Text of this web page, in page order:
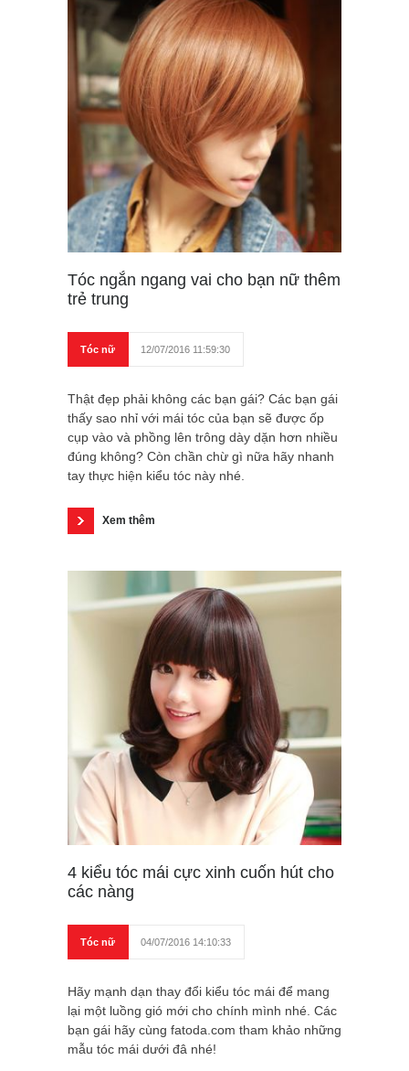
Tóc ngắn ngang vai cho bạn nữ thêm
trẻ trung
Tóc nữ 12/07/2016 11:59:30
Thật đẹp phải không các bạn gái? Các bạn gái
thấy sao nhỉ với mái tóc của bạn sẽ được ốp
cụp vào và phồng lên trông dày dặn hơn nhiều
đúng không? Còn chần chừ gì nữa hãy nhanh
tay thực hiện kiểu tóc này nhé.
Xem thêm
4 kiểu tóc mái cực xinh cuốn hút cho
các nàng
Tóc nữ 04/07/2016 14:10:33
Hãy mạnh dạn thay đổi kiểu tóc mái để mang
lại một luồng gió mới cho chính mình nhé. Các
bạn gái hãy cùng fatoda.com tham khảo những
mẫu tóc mái dưới đâ nhé!